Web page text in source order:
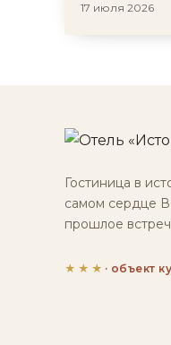
17 июля 2026
Гостиница в
самом сердце
прошлое
★★★ · объект